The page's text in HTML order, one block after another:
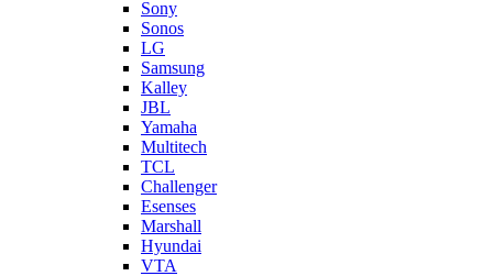
Sony
Sonos
LG
Samsung
Kalley
JBL
Yamaha
Multitech
TCL
Challenger
Esenses
Marshall
Hyundai
VTA